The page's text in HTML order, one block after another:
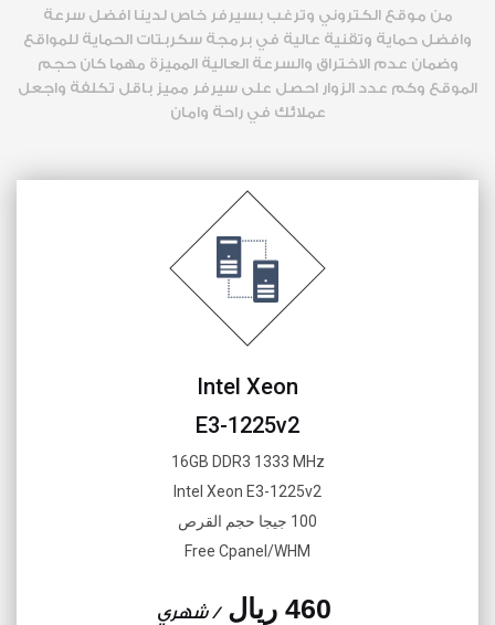
من موقع الكتروني وترغب بسيرفر خاص لدينا افضل سرعة
وافضل حماية وتقنية عالية في برمجة سكربتات الحماية للمواقع
وضمان عدم الاختراق والسرعة العالية المميزة مهما كان حجم
الموقع وكم عدد الزوار احصل على سيرفر مميز باقل تكلفة واجعل
عملائك في راحة وامان
Intel Xeon
E3-1225v2
16GB DDR3 1333 MHz
Intel Xeon E3-1225v2
100 جيجا حجم القرص
Free Cpanel/WHM
460 ريال / شهري